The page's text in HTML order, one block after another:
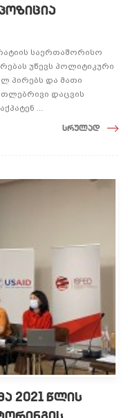
საერთაშორისო
უწევს პოლიტიკური
პირებს და მათი
დაცვის
...
სრულად
2021 წლის